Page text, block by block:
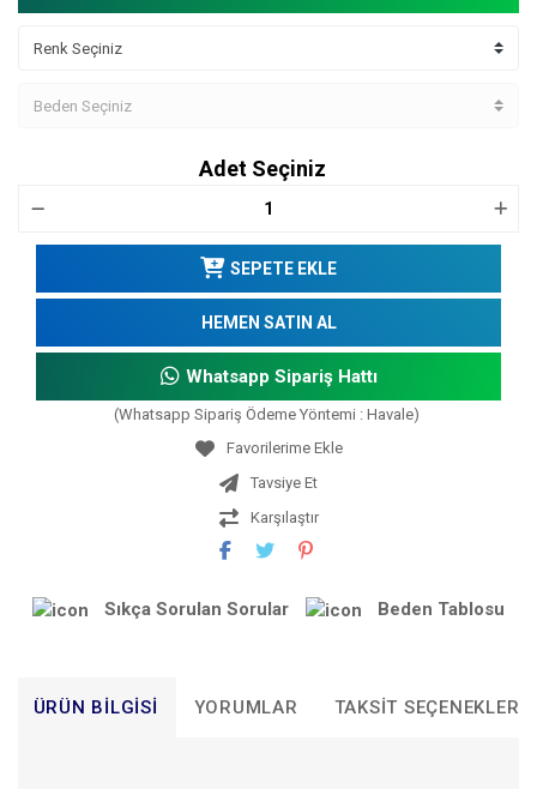
Adet Seçiniz
SEPETE EKLE
HEMEN SATIN AL
Whatsapp Sipariş Hattı
(Whatsapp Sipariş Ödeme Yöntemi : Havale)
Tavsiye Et
Karşılaştır
Sıkça Sorulan Sorular Beden Tablosu
ÜRÜN BILGISI YORUMLAR TAKSIT SEÇENEKLERI